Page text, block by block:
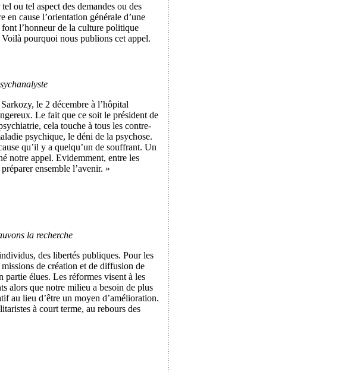
ou tel aspect des demandes ou des
en cause l’orientation générale d’une
l’honneur de la culture politique
pourquoi nous publions cet appel.
le 2 décembre à l’hôpital
Le fait que ce soit le président de
cela touche à tous les contre-
psychique, le déni de la psychose.
qu’il y a quelqu’un de souffrant. Un
notre appel. Evidemment, entre les
ensemble l’avenir. »
la recherche
des libertés publiques. Pour les
de création et de diffusion de
partie élues. Les réformes visent à les
alors que notre milieu a besoin de plus
au lieu d’être un moyen d’amélioration.
à court terme, au rebours des